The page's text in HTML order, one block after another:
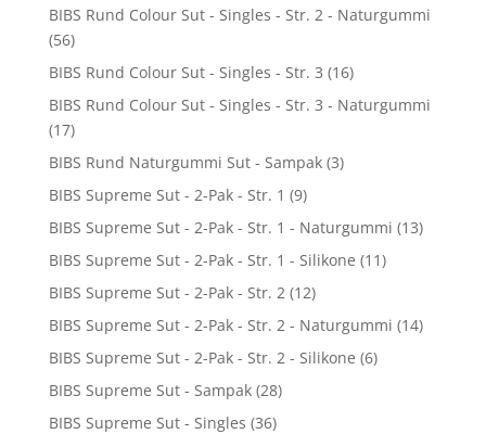
BIBS Rund Colour Sut - Singles - Str. 2 - Naturgummi
(56)
BIBS Rund Colour Sut - Singles - Str. 3 (16)
BIBS Rund Colour Sut - Singles - Str. 3 - Naturgummi
(17)
BIBS Rund Naturgummi Sut - Sampak (3)
BIBS Supreme Sut - 2-Pak - Str. 1 (9)
BIBS Supreme Sut - 2-Pak - Str. 1 - Naturgummi (13)
BIBS Supreme Sut - 2-Pak - Str. 1 - Silikone (11)
BIBS Supreme Sut - 2-Pak - Str. 2 (12)
BIBS Supreme Sut - 2-Pak - Str. 2 - Naturgummi (14)
BIBS Supreme Sut - 2-Pak - Str. 2 - Silikone (6)
BIBS Supreme Sut - Sampak (28)
BIBS Supreme Sut - Singles (36)